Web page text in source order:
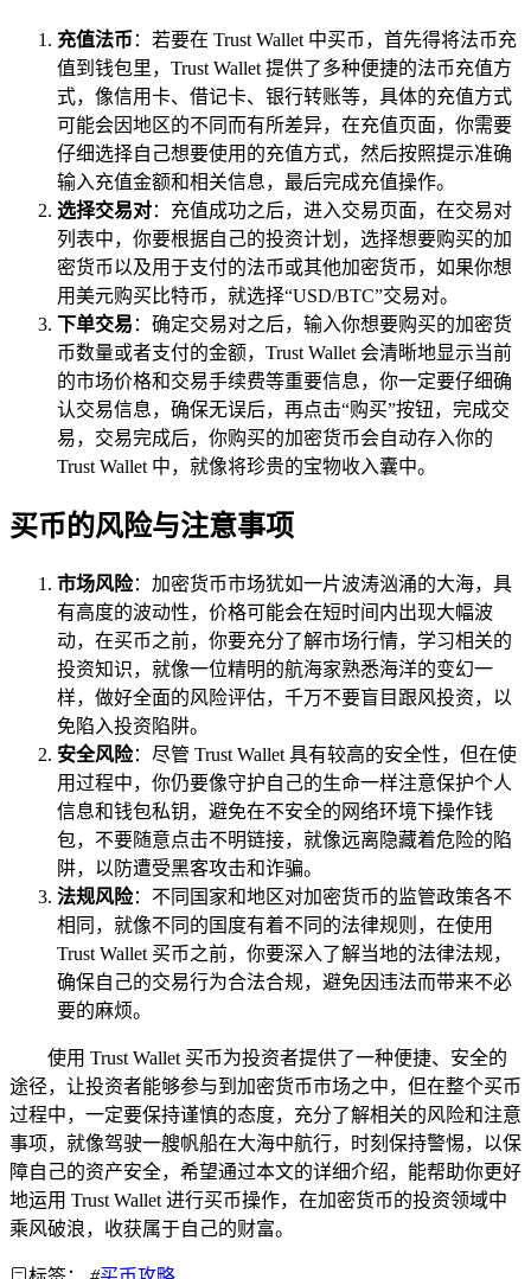
充值法币 ：若要在 Trust Wallet 中买币，首先得将法币充
值到钱包里，Trust Wallet 提供了多种便捷的法币充值方
式，像信用卡、借记卡、银行转账等，具体的充值方式
可能会因地区的不同而有所差异，在充值页面，你需要
仔细选择自己想要使用的充值方式，然后按照提示准确
输入充值金额和相关信息，最后完成充值操作。
选择交易对：充值成功之后，进入交易页面，在交易对
列表中，你要根据自己的投资计划，选择想要购买的加
密货币以及用于支付的法币或其他加密货币，如果你想
用美元购买比特币，就选择“USD/BTC”交易对。
下单交易 ：确定交易对之后，输入你想要购买的加密货
币数量或者支付的金额，Trust Wallet 会清晰地显示当前
的市场价格和交易手续费等重要信息，你一定要仔细确
认交易信息，确保无误后，再点击“购买”按钮，完成交
易，交易完成后，你购买的加密货币会自动存入你的
Trust Wallet 中，就像将珍贵的宝物收入囊中。
买币的风险与注意事项
市场风险：加密货币市场犹如一片波涛汹涌的大海，具
有高度的波动性，价格可能会在短时间内出现大幅波
动，在买币之前，你要充分了解市场行情，学习相关的
投资知识，就像一位精明的航海家熟悉海洋的变幻一
样，做好全面的风险评估，千万不要盲目跟风投资，以
免陷入投资陷阱。
安全风险：尽管 Trust Wallet 具有较高的安全性，但在使
用过程中，你仍要像守护自己的生命一样注意保护个人
信息和钱包私钥，避免在不安全的网络环境下操作钱
包，不要随意点击不明链接，就像远离隐藏着危险的陷
阱，以防遭受黑客攻击和诈骗。
法规风险：不同国家和地区对加密货币的监管政策各不
相同，就像不同的国度有着不同的法律规则，在使用
Trust Wallet 买币之前，你要深入了解当地的法律法规，
确保自己的交易行为合法合规，避免因违法而带来不必
要的麻烦。
使用 Trust Wallet 买币为投资者提供了一种便捷、安全的
途径，让投资者能够参与到加密货币市场之中，但在整个买币
过程中，一定要保持谨慎的态度，充分了解相关的风险和注意
事项，就像驾驶一艘帆船在大海中航行，时刻保持警惕，以保
障自己的资产安全，希望通过本文的详细介绍，能帮助你更好
地运用 Trust Wallet 进行买币操作，在加密货币的投资领域中
乘风破浪，收获属于自己的财富。